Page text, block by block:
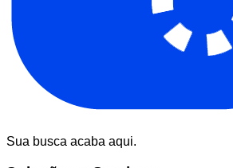
Sua busca acaba aqui.